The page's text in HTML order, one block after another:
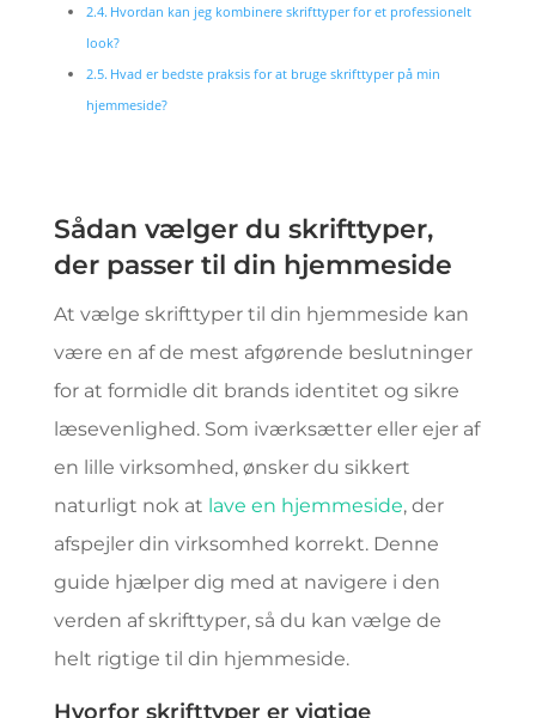
Hvordan kan jeg kombinere skrifttyper for et professionelt
look?
Hvad er bedste praksis for at bruge skrifttyper på min
hjemmeside?
Sådan vælger du skrifttyper,
der passer til din hjemmeside
At vælge skrifttyper til din hjemmeside kan
være en af de mest afgørende beslutninger
for at formidle dit brands identitet og sikre
læsevenlighed. Som iværksætter eller ejer af
en lille virksomhed, ønsker du sikkert
naturligt nok at lave en hjemmeside, der
afspejler din virksomhed korrekt. Denne
guide hjælper dig med at navigere i den
verden af skrifttyper, så du kan vælge de
helt rigtige til din hjemmeside.
Hvorfor skrifttyper er vigtige